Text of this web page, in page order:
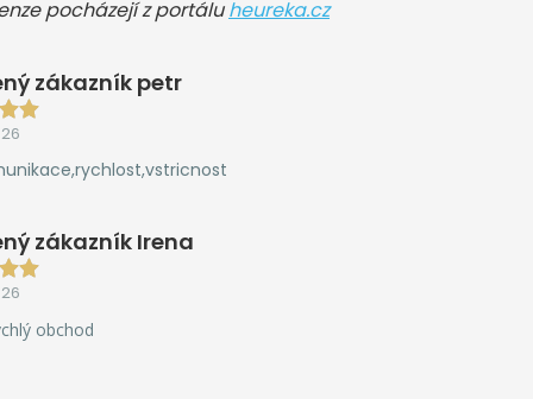
pocházejí z portáluheureka.cz
zákazník petr
zákazník Irena
obchod